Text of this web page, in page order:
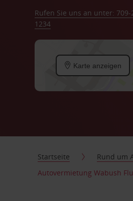
Rufen Sie uns an unter: 709-
1234
Karte anzeigen
Startseite Rund um
Autovermietung Wabush